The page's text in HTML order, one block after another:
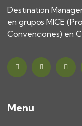
Destination
en grupos MICE
Convenciones) en
Menu